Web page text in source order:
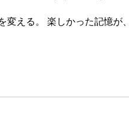
変える。 楽しかった記憶が